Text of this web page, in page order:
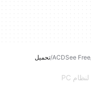
ACDSee Free تحميل
لنظام PC